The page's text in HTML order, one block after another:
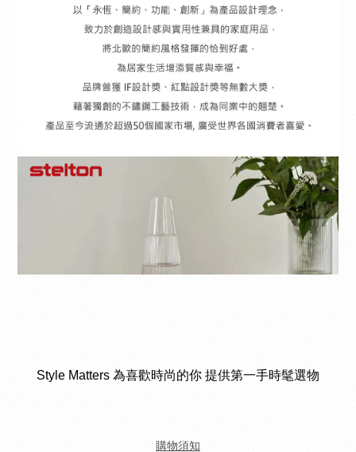
Style Matters 為喜歡時尚的你 提供第一手時髦選物
購物須知